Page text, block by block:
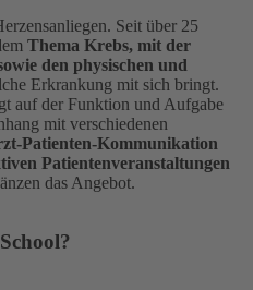
Seit über 25
Thema Krebs, mit der
den physischen und
Erkrankung mit sich bringt.
auf der Funktion und Aufgabe
mit verschiedenen
Patienten-Kommunikation
Patientenveranstaltungen
das Angebot.